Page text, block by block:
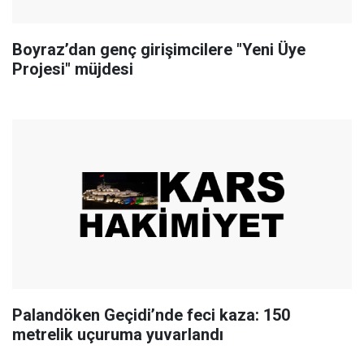
Boyraz’dan genç girişimcilere "Yeni Üye
Projesi" müjdesi
Palandöken Geçidi’nde feci kaza: 150
metrelik uçuruma yuvarlandı